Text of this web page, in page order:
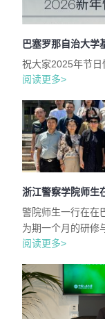
巴塞罗那自治大学
祝大家2025年节日
阅读更多>
浙江警察学院师生
警院师生一行在在
为期一个月的研修
阅读更多>